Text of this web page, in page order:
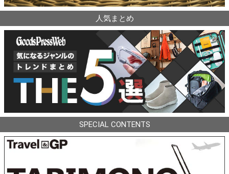
人気まとめ
SPECIAL CONTENTS